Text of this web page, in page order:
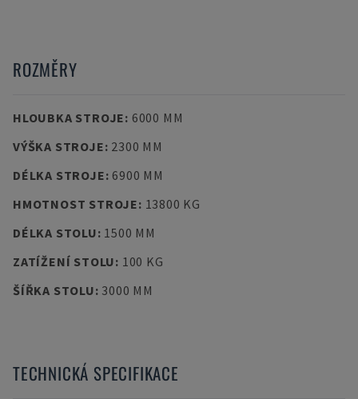
ROZMĚRY
HLOUBKA STROJE: 6000 MM
VÝŠKA STROJE: 2300 MM
DÉLKA STROJE: 6900 MM
HMOTNOST STROJE: 13800 KG
DÉLKA STOLU: 1500 MM
ZATÍŽENÍ STOLU: 100 KG
ŠÍŘKA STOLU: 3000 MM
TECHNICKÁ SPECIFIKACE